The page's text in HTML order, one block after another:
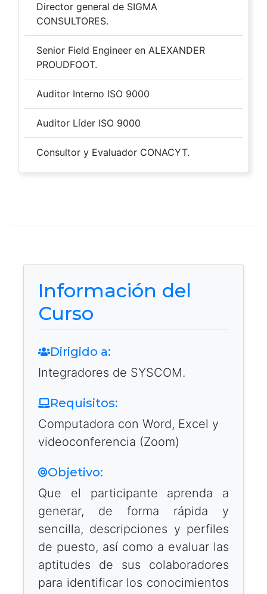
Director general de SIGMA
CONSULTORES.
Senior Field Engineer en ALEXANDER
PROUDFOOT.
Auditor Interno ISO 9000
Auditor Líder ISO 9000
Consultor y Evaluador CONACYT.
Información del
Curso
Dirigido a:
Integradores de SYSCOM.
Requisitos:
Computadora con Word, Excel y
videoconferencia (Zoom)
Objetivo:
Que el participante aprenda a
generar, de forma rápida y
sencilla, descripciones y perfiles
de puesto, así como a evaluar las
aptitudes de sus colaboradores
para identificar los conocimientos